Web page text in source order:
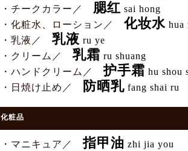
・チークカラー／
腮红 sai hong
・化粧水、ローション／
化妆水 hua
・乳液／
乳液 ru ye
・クリーム／
乳霜 ru shuang
・ハンドクリーム／
护手霜 hu shou
・日焼け止め／
防晒乳 fang shai ru
化粧品
・マニキュア／ 指甲油 zhi jia you